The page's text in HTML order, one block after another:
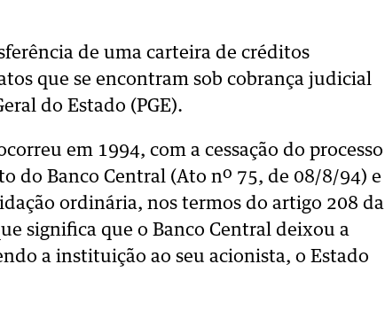
de uma carteira de créditos
que se encontram sob cobrança judicial
do Estado (PGE).
em 1994, com a cessação do processo
do Banco Central (Ato nº 75, de 08/8/94) e
ordinária, nos termos do artigo 208 da
significa que o Banco Central deixou a
a instituição ao seu acionista, o Estado